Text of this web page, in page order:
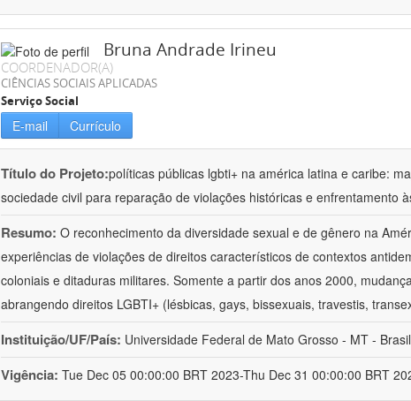
Bruna Andrade Irineu
COORDENADOR(A)
CIÊNCIAS SOCIAIS APLICADAS
Serviço Social
E-mail Currículo
Título do Projeto:políticas públicas lgbti+ na américa latina e caribe:
sociedade civil para reparação de violações históricas e enfrentamento
Resumo: O reconhecimento da diversidade sexual e de gênero na
experiências de violações de direitos característicos de contextos
coloniais e ditaduras militares. Somente a partir dos anos 2000,
abrangendo direitos LGBTI+ (lésbicas, gays, bissexuais, travestis,
Instituição/UF/País: Universidade Federal de Mato Grosso - MT - Brasil
Vigência: Tue Dec 05 00:00:00 BRT 2023-Thu Dec 31 00:00:00 BRT